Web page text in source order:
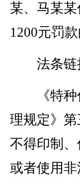
某、马某
1200元罚
法条链
《特种作
理规定》
不得印制
或者使用